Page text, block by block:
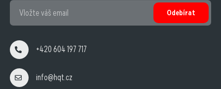
Odebírat
+420 604 197 717
info@hqt.cz